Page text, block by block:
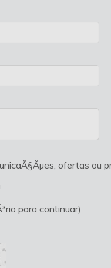
ofertas ou
para continuar)